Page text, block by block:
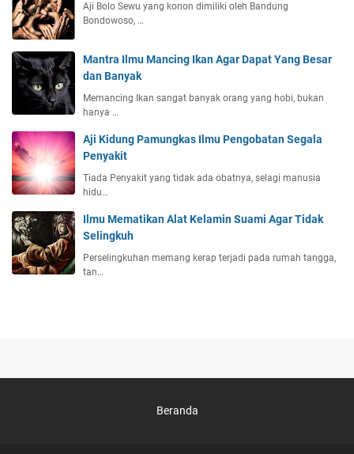
Aji Bolo Sewu yang konon dimiliki oleh Bandung
Bondowoso, …
Mantra Ilmu Mancing Ikan Agar Dapat Yang Besar
dan Banyak
Memancing Ikan sangat banyak orang yang hobi, bukan
hanya …
Aji Kidung Pamungkas Ilmu Pengobatan Segala
Penyakit
Tiada Penyakit yang tidak ada obatnya, selagi manusia
hidu…
Ilmu Mematikan Alat Kelamin Suami Agar Tidak
Selingkuh
Perselingkuhan memang kerap terjadi pada rumah tangga,
tan…
Beranda